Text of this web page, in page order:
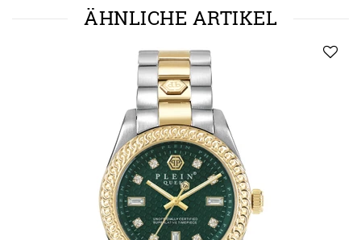
ÄHNLICHE ARTIKEL